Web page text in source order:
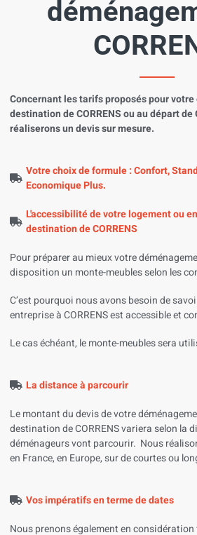
Concernant les tarifs proposés pour
destination de CORRENS ou au départ de
réaliserons un devis sur mesure.
Votre choix de formule : Confort,
Economique Plus.
L'accessibilité de votre logement ou
destination de CORRENS
Pour préparer au mieux votre
disposition un monte-meubles selon les
C’est pourquoi nous avons besoin de
entreprise à CORRENS est accessible et
Le cas échéant, le monte-meubles sera
La distance à parcourir
Le montant du devis de votre
destination de CORRENS variera selon la
déménageurs vont parcourir. Nous
en France, en Europe, sur de courtes ou
Vos impératifs en terme de dates
Nous prenons également en